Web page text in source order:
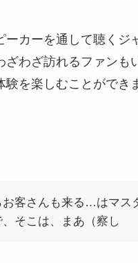
ーカーを通して聴くジ
ざわざ訪れるファンも
験を楽しむことができ
お客さんも来る…はマス
そこは、まあ（察し